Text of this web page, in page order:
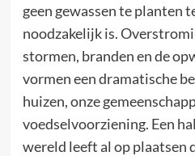
geen gewassen te planten
noodzakelijk is.
stormen, branden en de
vormen een dramatische
huizen, onze
voedselvoorziening. Een
wereld leeft al op plaatsen